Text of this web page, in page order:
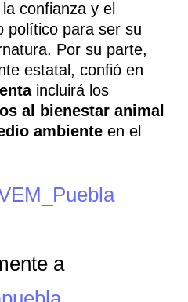
confianza y el
político para ser su
Por su parte,
estatal, confió en
incluirá los
al bienestar animal
ambiente en el
a